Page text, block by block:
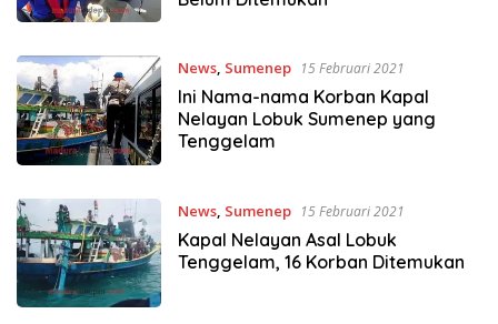
News, Sumenep 15 Februari 2021
Ini Nama-nama Korban Kapal
Nelayan Lobuk Sumenep yang
Tenggelam
News, Sumenep 15 Februari 2021
Kapal Nelayan Asal Lobuk
Tenggelam, 16 Korban Ditemukan